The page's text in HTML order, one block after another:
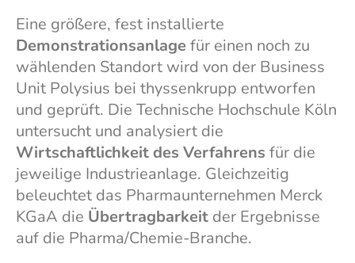
Eine größere, fest installierte
Demonstrationsanlage für einen noch zu
wählenden Standort wird von der Business
Unit Polysius bei thyssenkrupp entworfen
und geprüft. Die Technische Hochschule Köln
untersucht und analysiert die
Wirtschaftlichkeit des Verfahrens für die
jeweilige Industrieanlage. Gleichzeitig
beleuchtet das Pharmaunternehmen Merck
KGaA die Übertragbarkeit der Ergebnisse
auf die Pharma/Chemie-Branche.